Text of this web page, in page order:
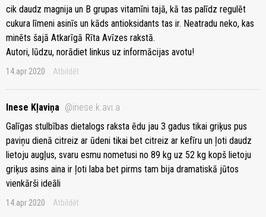
cik daudz magnija un B grupas vitamīni tajā, kā tas palīdz regulēt
cukura līmeni asinīs un kāds antioksidants tas ir. Neatradu neko, kas
minēts šajā Atkarīgā Rīta Avīzes rakstā.
Autori, lūdzu, norādiet linkus uz informācijas avotu!
14.apr 2020 Atbildēt
Inese Kļaviņa @inese.k.avi.a
Galīgas stulbības dietalogs raksta ēdu jau 3 gadus tikai griķus pus
paviņu dienā citreiz ar ūdeni tikai bet citreiz ar kefīru un ļoti daudz
lietoju augļus, svaru esmu nometusi no 89 kg uz 52 kg kopš lietoju
griķus asins aina ir ļoti laba bet pirms tam bija dramatiskā jūtos
vienkārši ideāli
14.apr 2020 Atbildēt